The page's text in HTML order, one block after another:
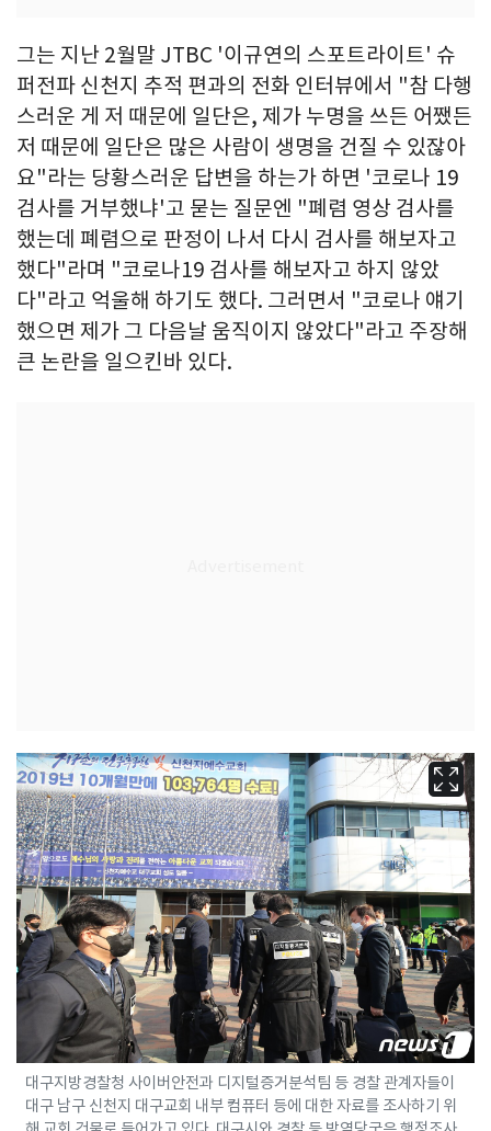
그는 지난 2월말 JTBC '이규연의 스포트라이트' 슈
퍼전파 신천지 추적 편과의 전화 인터뷰에서 "참 다행
스러운 게 저 때문에 일단은, 제가 누명을 쓰든 어쨌든
저 때문에 일단은 많은 사람이 생명을 건질 수 있잖아
요"라는 당황스러운 답변을 하는가 하면 '코로나 19
검사를 거부했냐'고 묻는 질문엔 "폐렴 영상 검사를
했는데 폐렴으로 판정이 나서 다시 검사를 해보자고
했다"라며 "코로나19 검사를 해보자고 하지 않았
다"라고 억울해 하기도 했다. 그러면서 "코로나 얘기
했으면 제가 그 다음날 움직이지 않았다"라고 주장해
큰 논란을 일으킨바 있다.
대구지방경찰청 사이버안전과 디지털증거분석팀 등 경찰 관계자들이
대구 남구 신천지 대구교회 내부 컴퓨터 등에 대한 자료를 조사하기 위